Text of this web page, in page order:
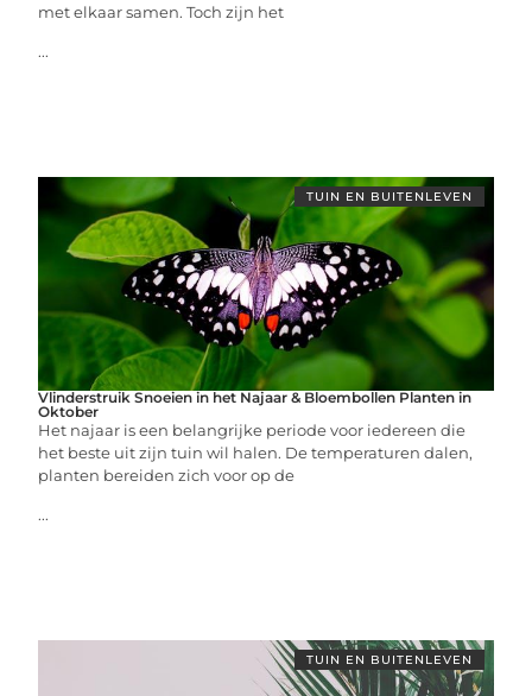
met elkaar samen. Toch zijn het
...
TUIN EN BUITENLEVEN
Vlinderstruik Snoeien in het Najaar & Bloembollen Planten in
Oktober
Het najaar is een belangrijke periode voor iedereen die
het beste uit zijn tuin wil halen. De temperaturen dalen,
planten bereiden zich voor op de
...
TUIN EN BUITENLEVEN